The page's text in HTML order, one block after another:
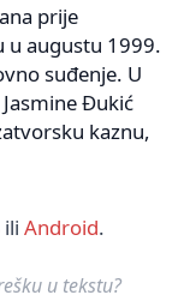
prije
u augustu 1999.
suđenje. U
Đukić
kaznu,
ili Android.
u tekstu?